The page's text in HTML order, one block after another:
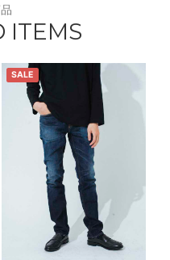
ITEMS
SALE